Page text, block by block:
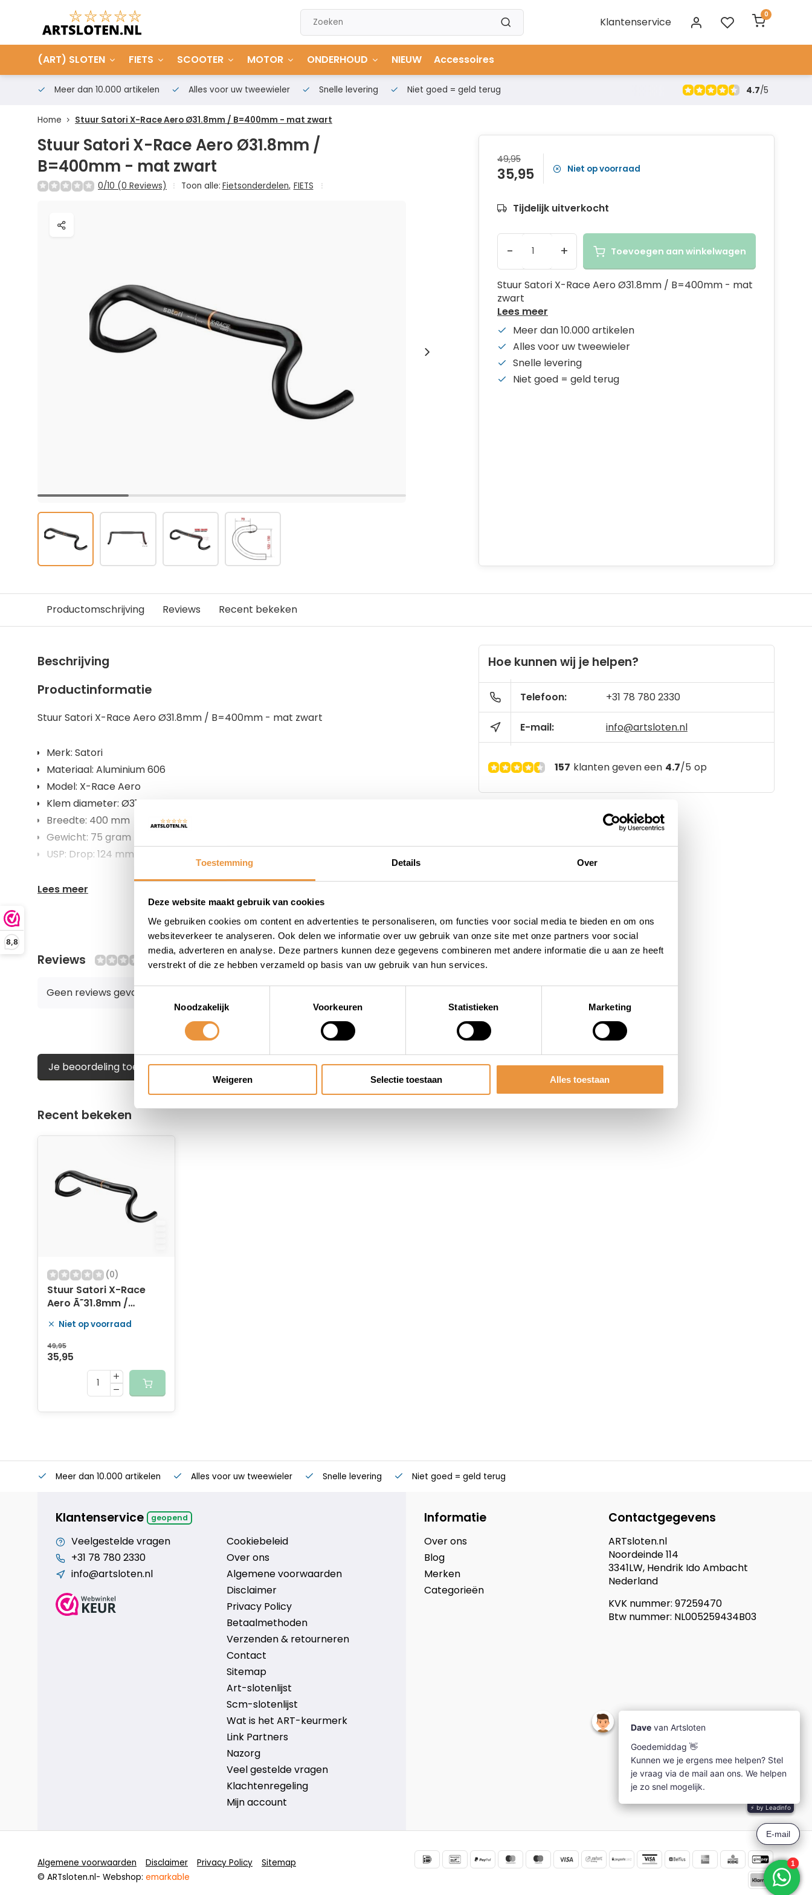
Toestemming Details Over
Deze website maakt gebruik van cookies
We gebruiken cookies om content en advertenties te personaliseren, om functies voor social media te bieden en om ons
websiteverkeer te analyseren. Ook delen we informatie over uw gebruik van onze site met onze partners voor social
media, adverteren en analyse. Deze partners kunnen deze gegevens combineren met andere informatie die u aan ze heeft
verstrekt of die ze hebben verzameld op basis van uw gebruik van hun services.
Toestemmingsselectie
Noodzakelijk
Voorkeuren Statistieken Marketing
Weigeren Selectie toestaan Alles toestaan
8,8
Klantenservice
0
(ART) SLOTEN FIETS SCOOTER MOTOR ONDERHOUD NIEUW Accessoires
Meer dan 10.000 artikelen Alles voor uw tweewieler Snelle levering Niet goed = geld terug 4.7/5
Home Stuur Satori X-Race Aero Ø31.8mm / B=400mm - mat zwart
Stuur Satori X-Race Aero Ø31.8mm /
B=400mm - mat zwart
0/10 (0 Reviews) Toon alle: Fietsonderdelen, FIETS
49,95
35,95 Niet op voorraad
Tijdelijk uitverkocht
- + Toevoegen aan winkelwagen
Stuur Satori X-Race Aero Ø31.8mm / B=400mm - mat
zwart
Lees meer
Meer dan 10.000 artikelen
Alles voor uw tweewieler
Snelle levering
Niet goed = geld terug
Productomschrijving Reviews Recent bekeken
Beschrijving
Productinformatie
Stuur Satori X-Race Aero Ø31.8mm / B=400mm - mat zwart
Merk: Satori
Materiaal: Aluminium 606
Model: X-Race Aero
Klem diameter: Ø31.8 mm
Breedte: 400 mm
Gewicht: 75 gram
USP: Drop: 124 mm. / Flared: 16° / Reach: 70 mm.
Lees meer
Reviews 0/10
Geen reviews gevonden
Je beoordeling toevoegen
Hoe kunnen wij je helpen?
Telefoon: +31 78 780 2330
E-mail: info@artsloten.nl
157 klanten geven een 4.7/5 op
Recent bekeken
(0)
Stuur Satori X-Race
Aero Ã˜31.8mm /
B=400mm - mat zwart
Niet op voorraad
49,95
35,95
Meer dan 10.000 artikelen Alles voor uw tweewieler Snelle levering Niet goed = geld terug
Klantenservice geopend
Veelgestelde vragen
+31 78 780 2330
info@artsloten.nl
Cookiebeleid
Over ons
Algemene voorwaarden
Disclaimer
Privacy Policy
Betaalmethoden
Verzenden & retourneren
Contact
Sitemap
Art-slotenlijst
Scm-slotenlijst
Wat is het ART-keurmerk
Link Partners
Nazorg
Veel gestelde vragen
Klachtenregeling
Mijn account
Informatie
Over ons
Blog
Merken
Categorieën
Contactgegevens
ARTsloten.nl
Noordeinde 114
3341LW, Hendrik Ido Ambacht
Nederland
KVK nummer: 97259470
Btw nummer: NL005259434B03
Algemene voorwaarden Disclaimer Privacy Policy
Sitemap
© ARTsloten.nl- Webshop: emarkable